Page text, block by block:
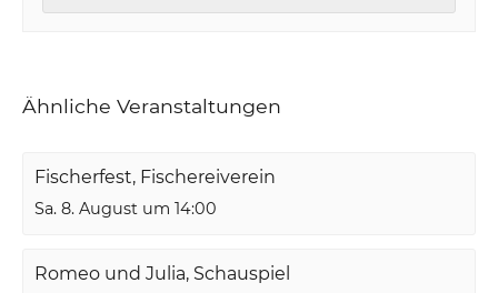
Ähnliche Veranstaltungen
Fischerfest, Fischereiverein
Sa. 8. August um 14:00
Romeo und Julia, Schauspiel